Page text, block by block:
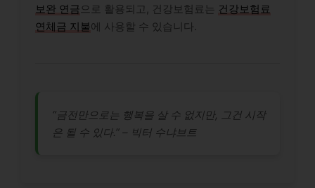
보완 연금으로 활용되고, 건강보험료는 건강보험료
연체금 지불에 사용할 수 있습니다.
“금전만으로는 행복을 살 수 없지만, 그건 시작
은 될 수 있다.” – 빅터 수냐브트